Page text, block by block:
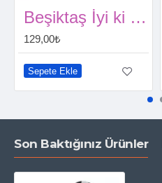
Beşiktaş İyi ki Doğdun Yazısı (2 metre)
129,00₺
Sepete Ekle
Son Baktığınız Ürünler